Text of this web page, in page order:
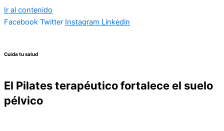
Ir al contenido
Facebook Twitter Instagram Linkedin
Cuida tu salud
El Pilates terapéutico fortalece el suelo
pélvico